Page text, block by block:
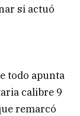
si actuó
todo apunta
calibre 9
remarcó